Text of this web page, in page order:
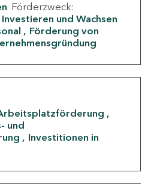
Förderzweck:
Investieren und Wachsen
Förderung von
und
Investitionen in